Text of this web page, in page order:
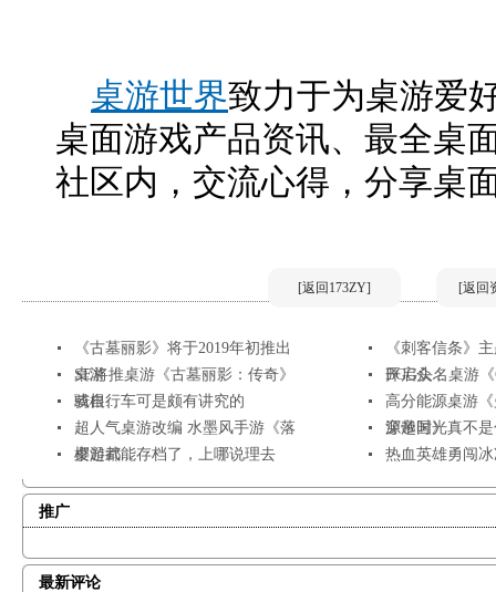
桌游世界致力于为桌游爱
桌面游戏产品资讯、最全桌
社区内，交流心得，分享桌
[返回173ZY] [返回
《古墓丽影》将于2019年初推出
桌游
《刺客信条》
开启众...
SE将推桌游《古墓丽影：传奇》
或根...
BGG头名桌游
骑自行车可是颇有讲究的
高分能源桌游
源帝国》
超人气桌游改编 水墨风手游《落
樱起武...
穿越时光真不
桌游都能存档了，上哪说理去
热血英雄勇闯
推广
最新评论